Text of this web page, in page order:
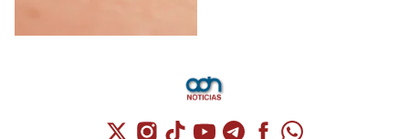
Cuenta de X / Twitter (se abre en una
Cuenta de Instagram (se abre en una
Cuenta de TikTok (se abre en
Cuenta de YouTube (se abre
Cuenta de Telegram (se
Cuenta de
Cuenta de